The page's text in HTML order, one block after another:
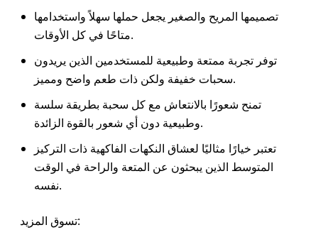
تصميمها المريح والصغير يجعل حملها سهلاً واستخدامها
متاحًا في كل الأوقات.
توفر تجربة ممتعة وطبيعية للمستخدمين الذين يريدون
سحبات خفيفة ولكن ذات طعم واضح ومميز.
تمنح شعورًا بالانتعاش مع كل سحبة بطريقة سلسة
وطبيعية دون أي شعور بالقوة الزائدة.
تعتبر خيارًا مثاليًا لعشاق النكهات الفاكهية ذات التركيز
المتوسط الذين يبحثون عن المتعة والراحة في الوقت
نفسه.
تسوق المزيد: